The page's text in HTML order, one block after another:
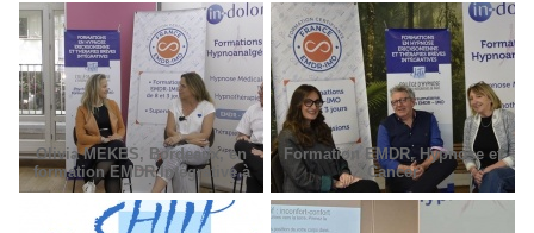
Olivia MEKES, Bordeaux, en
formation EMDR Intégrative à
Paris
Formation EMDR, Hypnose et
Cancer